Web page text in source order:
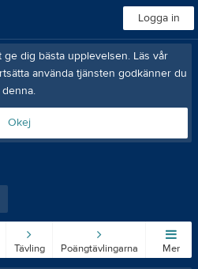
Logga in
dig bästa upplevelsen. Läs vår
använda tjänsten godkänner du
denna.
Okej
Tävling Poängtävlingarna Mer